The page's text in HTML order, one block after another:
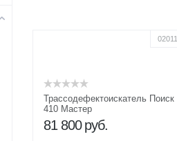
02011
Трассодефектоискатель Поиск
410 Мастер
81 800 руб.